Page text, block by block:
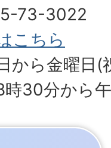
73-3022
こちら
から金曜日(
時30分から